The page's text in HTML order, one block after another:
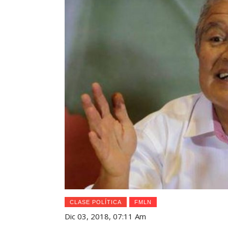
CLASE POLÍTICA FMLN
Dic 03, 2018, 07:11 Am